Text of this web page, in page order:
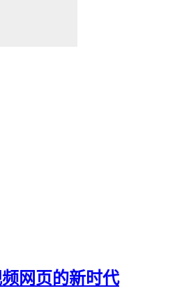
网页的新时代